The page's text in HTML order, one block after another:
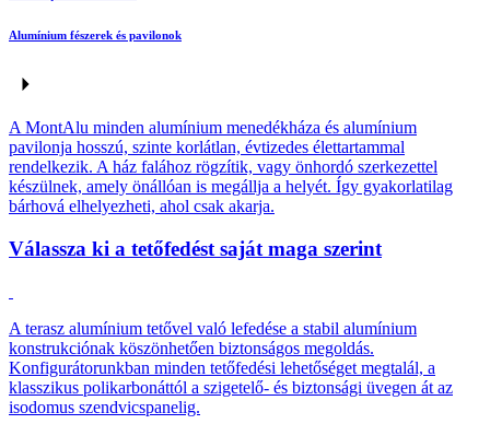
Alumínium fészerek és pavilonok
A MontAlu minden alumínium menedékháza és alumínium
pavilonja hosszú, szinte korlátlan, évtizedes élettartammal
rendelkezik. A ház falához rögzítik, vagy önhordó szerkezettel
készülnek, amely önállóan is megállja a helyét. Így gyakorlatilag
bárhová elhelyezheti, ahol csak akarja.
Válassza ki a tetőfedést saját maga szerint
A terasz alumínium tetővel való lefedése a stabil alumínium
konstrukciónak köszönhetően biztonságos megoldás.
Konfigurátorunkban minden tetőfedési lehetőséget megtalál, a
klasszikus polikarbonáttól a szigetelő- és biztonsági üvegen át az
isodomus szendvicspanelig.